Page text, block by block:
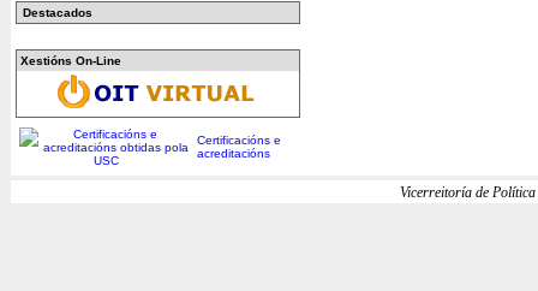
Destacados
Xestións On-Line
Certificacións e
acreditacións
Vicerreitoría de